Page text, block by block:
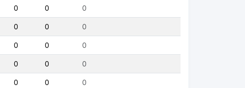
0 0 0
0 0 0
0 0 0
0 0 0
0 0 0